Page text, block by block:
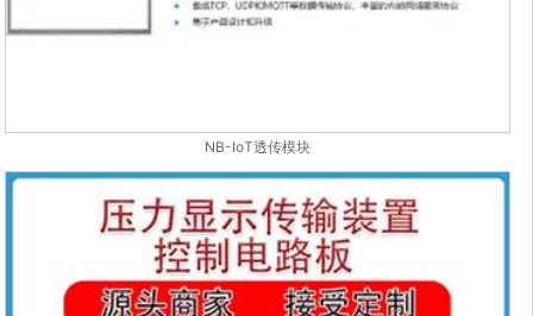
NB-IoT透传模块